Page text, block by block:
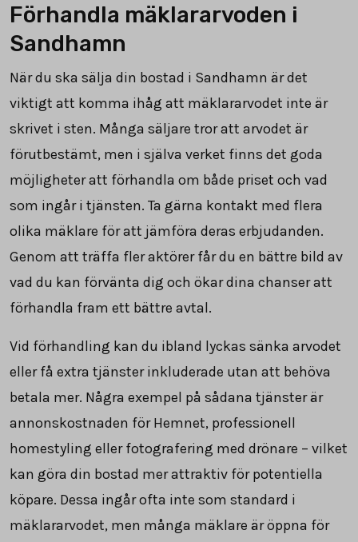
Förhandla mäklararvoden i
Sandhamn
När du ska sälja din bostad i Sandhamn är det
viktigt att komma ihåg att mäklararvodet inte är
skrivet i sten. Många säljare tror att arvodet är
förutbestämt, men i själva verket finns det goda
möjligheter att förhandla om både priset och vad
som ingår i tjänsten. Ta gärna kontakt med flera
olika mäklare för att jämföra deras erbjudanden.
Genom att träffa fler aktörer får du en bättre bild av
vad du kan förvänta dig och ökar dina chanser att
förhandla fram ett bättre avtal.
Vid förhandling kan du ibland lyckas sänka arvodet
eller få extra tjänster inkluderade utan att behöva
betala mer. Några exempel på sådana tjänster är
annonskostnaden för Hemnet, professionell
homestyling eller fotografering med drönare – vilket
kan göra din bostad mer attraktiv för potentiella
köpare. Dessa ingår ofta inte som standard i
mäklararvodet, men många mäklare är öppna för